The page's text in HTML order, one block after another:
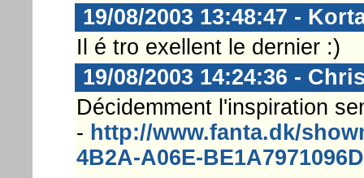
19/08/2003 13:48:47 -
Il é tro exellent le dernier :)
19/08/2003 14:24:36 -
Décidemment l'inspiration
- http://www.fanta.dk/
4B2A-A06E-BE1A7971096D